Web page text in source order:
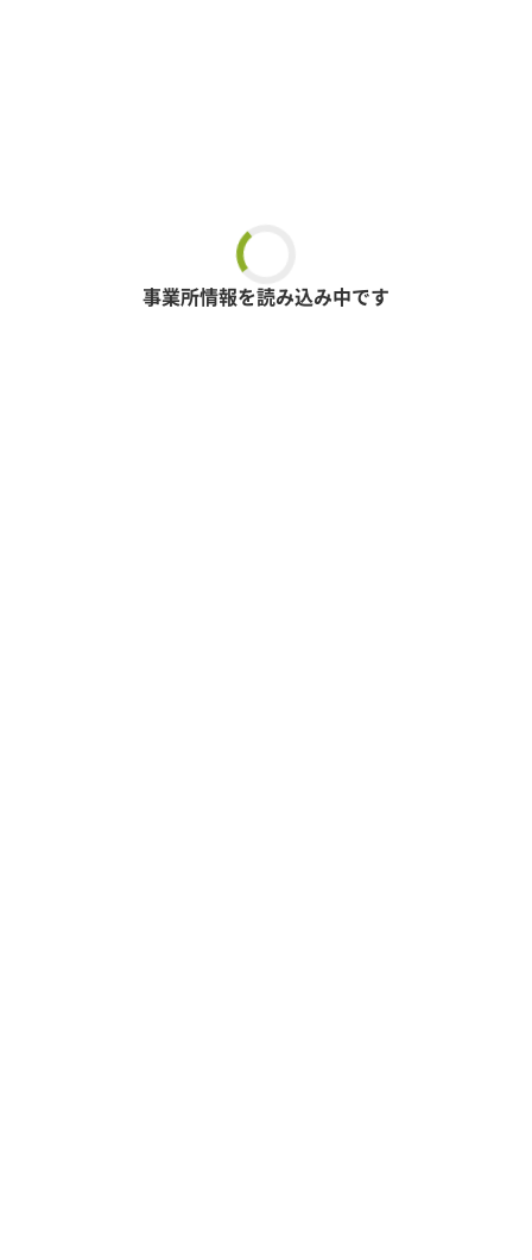
事業所情報を読み込み中です